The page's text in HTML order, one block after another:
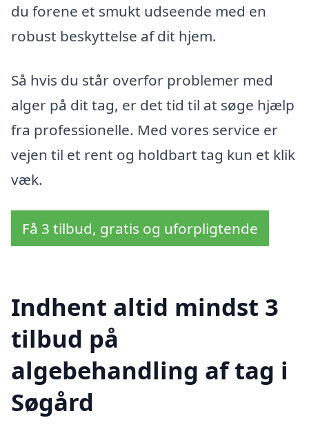
du forene et smukt udseende med en
robust beskyttelse af dit hjem.
Så hvis du står overfor problemer med
alger på dit tag, er det tid til at søge hjælp
fra professionelle. Med vores service er
vejen til et rent og holdbart tag kun et klik
væk.
Få 3 tilbud, gratis og uforpligtende
Indhent altid mindst 3
tilbud på
algebehandling af tag i
Søgård